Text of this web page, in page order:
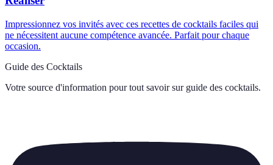
Impressionnez vos invités avec ces recettes de cocktails faciles qui
ne nécessitent aucune compétence avancée. Parfait pour chaque
occasion.
Guide des Cocktails
Votre source d'information pour tout savoir sur guide des cocktails.